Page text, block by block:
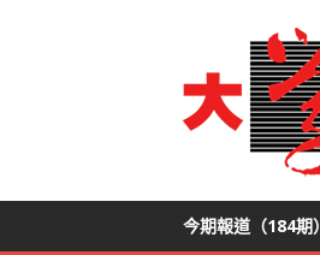
今期報道（184期）